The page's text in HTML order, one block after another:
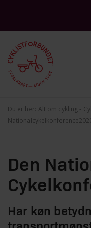
Du er her: Alt om cykling
Den
Har køn